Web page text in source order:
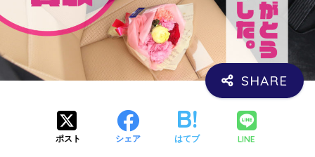
ポスト シェア はてブ LINE